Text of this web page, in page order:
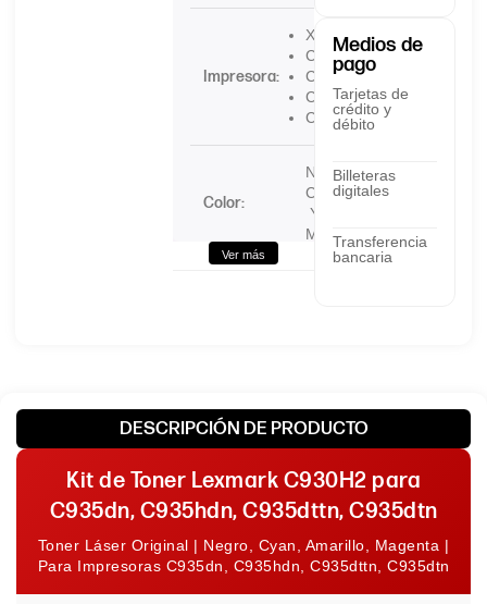
Impresora:
X782e
C780n
C780dn
C782n
C780dtn
Color:
Negro
Cyan
Yellow
Magenta
páginas
cada color
Ver más
Medios de
pago
Tarjetas de
crédito y
débito
Billeteras
digitales
Transferencia
bancaria
DESCRIPCIÓN DE PRODUCTO
Kit de Toner Lexmark C930H2 para
C935dn, C935hdn, C935dttn, C935dtn
Toner Láser Original | Negro, Cyan, Amarillo, Magenta |
Para Impresoras C935dn, C935hdn, C935dttn, C935dtn